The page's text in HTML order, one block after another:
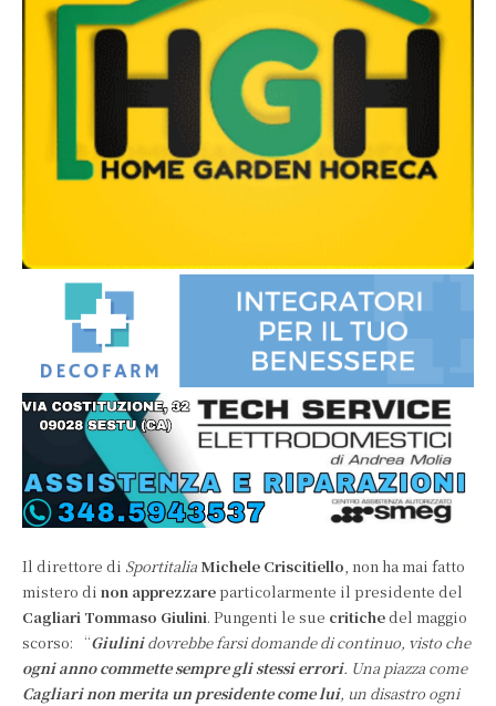
Il direttore di Sportitalia Michele Criscitiello , non ha mai fatto
mistero di non apprezzareparticolarmente il presidente del
Cagliari Tommaso Giulini. Pungenti le sue critichedel maggio
scorso: “Giulinidovrebbe farsi domande di continuo, visto che
ogni anno commette sempre gli stessi errori. Una piazza come
Cagliari non merita un presidente come lui, un disastro ogni